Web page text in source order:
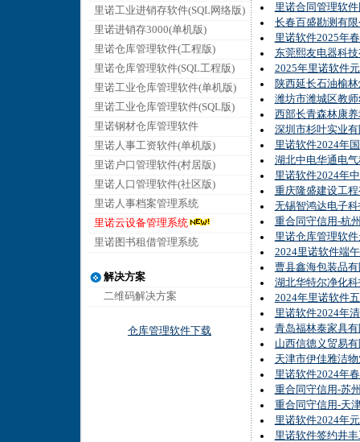
里诺工业进销存软件(SQL网络版)
里诺进销存3000(单机版)
里诺仓库管理软件(工程版)
里诺仓库管理软件(SQL工程版)
里诺工业仓库管理软件(单机版)
里诺工业仓库管理软件(SQL版)
里诺钢材仓库管理软件
里诺人事工资软件(单机版)
里诺户口管理软件(村居版)
里诺人口管理软件(社区版)
里诺人事档案管理系统
里诺云设备管理系统
里诺图书租借管理系统
解决方案
二维码解决方案
仓库管理软件下载
里诺合同管理软
长春百盛勘测有
里诺软件2025年
东莞熙友电器科
2025年里诺软件
陕西延长石油榆
潍坊市潍城区教
西部长青森林康
深圳市杉叶实业
里诺软件2024年
湖北中电华通电
里诺软件2024年
重庆隆盛建设工
无锡智鸿达电子
重合同守信用-杭
里诺仓库管理软
2024里诺软件端
曹县鑫海包装品
湖北华特尔净化
2024年里诺软件
里诺软件2024年
青岛福林泰家具
山西信德义贸易
天津市伊佳雅洁
里诺软件2024年
重合同守信用-苏
重合同守信用-天
里诺软件2024年
里诺软件签约井